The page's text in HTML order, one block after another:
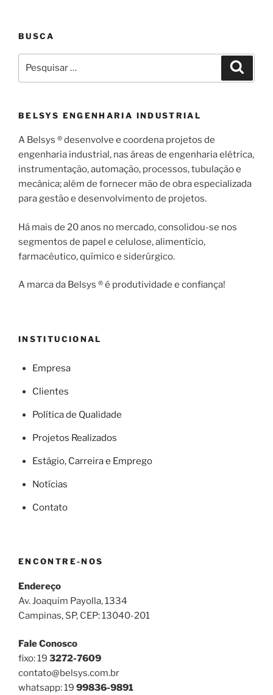
BUSCA
por:
BELSYS ENGENHARIA INDUSTRIAL
A Belsys ® desenvolve e coordena projetos de
engenharia industrial, nas áreas de engenharia elétrica,
instrumentação, automação, processos, tubulação e
mecânica; além de fornecer mão de obra especializada
para gestão e desenvolvimento de projetos.
Há mais de 20 anos no mercado, consolidou-se nos
segmentos de papel e celulose, alimentício,
farmacêutico, químico e siderúrgico.
A marca da Belsys ® é produtividade e confiança!
INSTITUCIONAL
Empresa
Clientes
Política de Qualidade
Projetos Realizados
Estágio, Carreira e Emprego
Notícias
Contato
ENCONTRE-NOS
Endereço
Av. Joaquim Payolla, 1334
Campinas, SP, CEP: 13040-201
Fale Conosco
fixo: 19 3272-7609
contato@belsys.com.br
whatsapp: 19 99836-9891